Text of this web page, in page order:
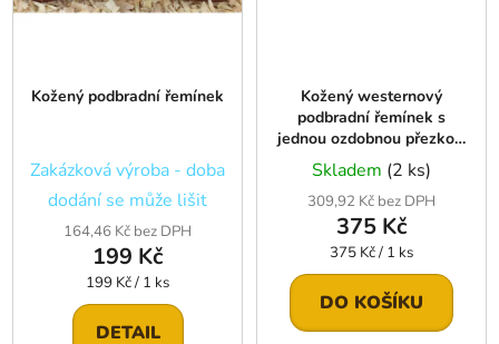
Kožený podbradní řemínek
Zakázková výroba - doba
dodání se může lišit
164,46 Kč bez DPH
199 Kč
Měrná
cena:
199 Kč / 1 ks
DETAIL
Kožený westernový
podbradní řemínek s
jednou ozdobnou přezkou,
natural
Skladem (2 ks)
309,92 Kč bez DPH
375 Kč
Měrná
cena:
375 Kč / 1 ks
DO KOŠÍKU